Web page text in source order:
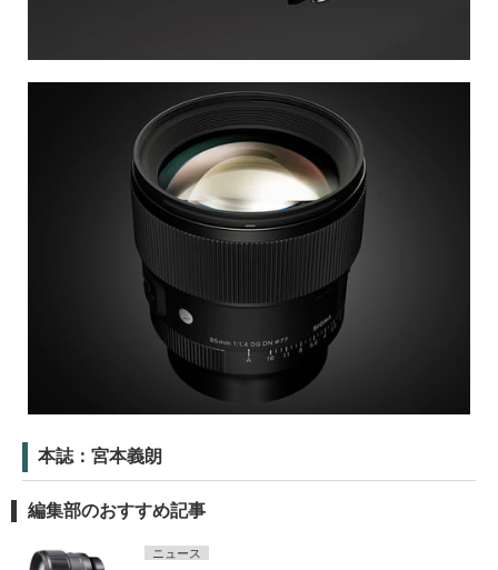
本誌：宮本義朗
編集部のおすすめ記事
ニュース